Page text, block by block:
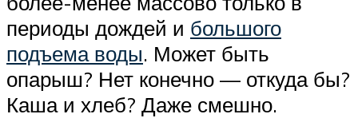
периоды дождей и большого
подъема воды. Может быть
опарыш? Нет конечно — откуда бы?
Каша и хлеб? Даже смешно.